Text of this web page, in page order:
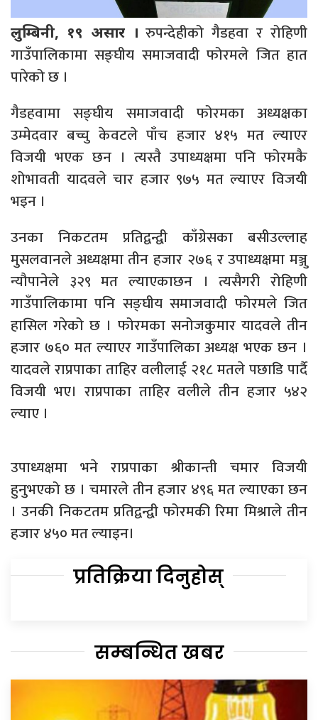
लुम्बिनी, १९ असार । रुपन्देहीको गैडहवा र रोहिणी
गाउँपालिकामा सङ्घीय समाजवादी फोरमले जित हात
पारेको छ ।
गैडहवामा सङ्घीय समाजवादी फोरमका अध्यक्षका
उम्मेदवार बच्चु केवटले पाँच हजार ४१५ मत ल्याएर
विजयी भएक छन । त्यस्तै उपाध्यक्षमा पनि फोरमकै
शोभावती यादवले चार हजार ९७५ मत ल्याएर विजयी
भइन ।
उनका निकटतम प्रतिद्वन्द्वी काँग्रेसका बसीउल्लाह
मुसलवानले अध्यक्षमा तीन हजार २७६ र उपाध्यक्षमा मञ्जु
न्यौपानेले ३२९ मत ल्याएकाछन । त्यसैगरी रोहिणी
गाउँपालिकामा पनि सङ्घीय समाजवादी फोरमले जित
हासिल गरेको छ । फोरमका सनोजकुमार यादवले तीन
हजार ७६० मत ल्याएर गाउँपालिका अध्यक्ष भएक छन ।
यादवले राप्रपाका ताहिर वलीलाई २१८ मतले पछाडि पार्दै
विजयी भए। राप्रपाका ताहिर वलीले तीन हजार ५४२
ल्याए ।
उपाध्यक्षमा भने राप्रपाका श्रीकान्ती चमार विजयी
हुनुभएको छ । चमारले तीन हजार ४९६ मत ल्याएका छन
। उनकी निकटतम प्रतिद्वन्द्वी फोरमकी रिमा मिश्राले तीन
हजार ४५० मत ल्याइन।
प्रतिक्रिया दिनुहोस्
सम्बन्धित खबर